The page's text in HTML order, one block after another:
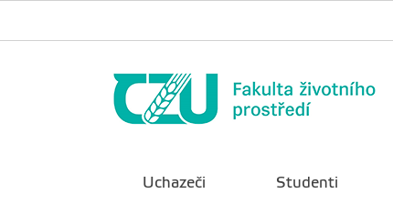
Uchazeči Studenti